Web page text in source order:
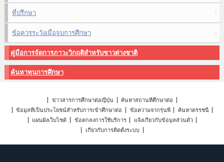
ที่ปรึกษา
ข้อควรระวังเมื่อจบการศึกษา
คู่มือการจัดการภาวะวิกฤติสำหรับชาวต่างชาติ
ค้นหาทุนการศึกษา
ข่าวสารการศึกษาต่อญี่ปุ่น
ค้นหาสถานที่ศึกษาต่อ
ข้อมูลที่เป็นประโยชน์สำหรับการเข้าศึกษาต่อ
ข้อความจากรุ่นพี่
ค้นหาดรรชนี
แผนผังเว็บไซต์
ข้อตกลงการใช้บริการ
แจ้งเกี่ยวกับข้อมูลส่วนตัว
เกี่ยวกับการติดตั้งระบบ